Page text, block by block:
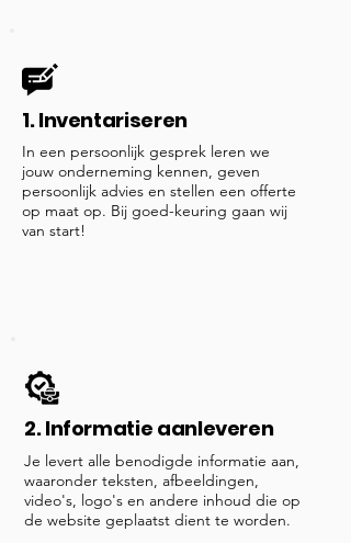
1. Inventariseren
In een persoonlijk gesprek leren we
jouw onderneming kennen, geven
persoonlijk advies en stellen een offerte
op maat op. Bij goed-keuring gaan wij
van start!
2. Informatie aanleveren
Je levert alle benodigde informatie aan,
waaronder teksten, afbeeldingen,
video's, logo's en andere inhoud die op
de website geplaatst dient te worden.